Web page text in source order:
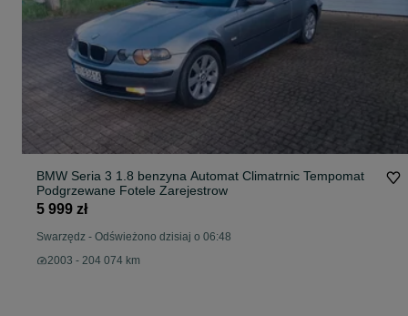
BMW Seria 3 1.8 benzyna Automat Climatrnic Tempomat
Podgrzewane Fotele Zarejestrow
5 999 zł
Swarzędz - Odświeżono dzisiaj o 06:48
2003 - 204 074 km